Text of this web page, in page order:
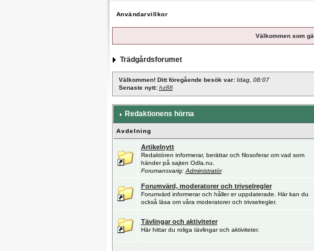
Användarvillkor
Välkommen som
Trädgårdsforumet
Välkommen! Ditt föregående besök var: Idag, 08:07
Senaste nytt: hz88
Redaktionens hörna
Avdelning
Artikelnytt
Redaktören informerar, berättar och filosoferar om vad som
händer på sajten Odla.nu.
Forumansvarig: Administratör
Forumvärd, moderatorer och trivselregler
Forumvärd informerar och håller er uppdaterade. Här kan du
också läsa om våra moderatorer och trivselregler.
Tävlingar och aktiviteter
Här hittar du roliga tävlingar och aktiviteter.